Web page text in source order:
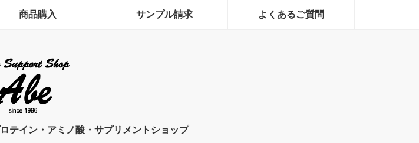
商品購入 サンプル請求 よくあるご質問
テイン・アミノ酸・サプリメントショップ